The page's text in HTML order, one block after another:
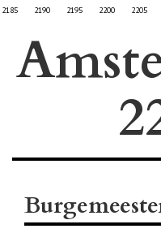
2185 2190 2195 2200 2205